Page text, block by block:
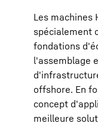
Les machines
spécialement
fondations
l'assemblage
offshore. En
concept
meilleure